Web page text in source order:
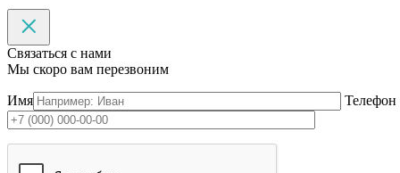
Связаться с нами
Мы скоро вам перезвоним
Имя Телефон